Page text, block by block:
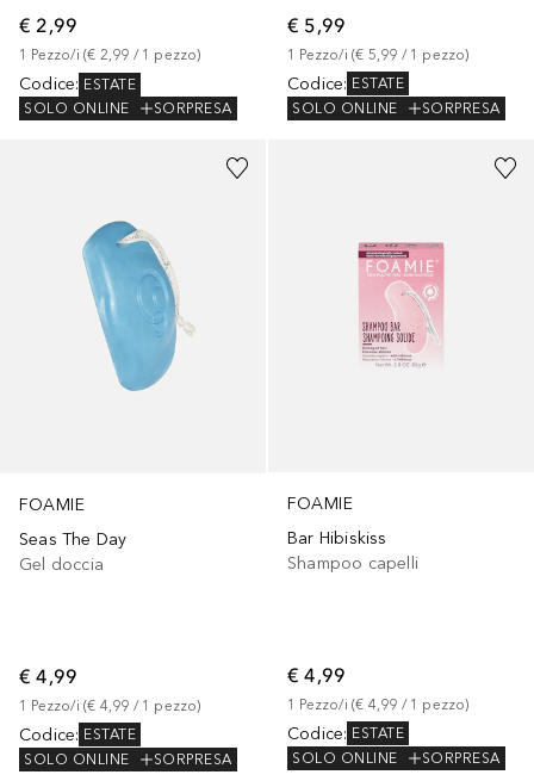
€ 2,99
1 Pezzo/i (€ 2,99 / 1 pezzo)
Codice: ESTATE
SOLO ONLINE
SORPRESA
€ 5,99
1 Pezzo/i (€ 5,99 / 1 pezzo)
Codice: ESTATE
SOLO ONLINE
SORPRESA
FOAMIE
Seas The Day
Gel doccia
€ 4,99
1 Pezzo/i (€ 4,99 / 1 pezzo)
Codice: ESTATE
SOLO ONLINE
SORPRESA
FOAMIE
Bar Hibiskiss
Shampoo capelli
€ 4,99
1 Pezzo/i (€ 4,99 / 1 pezzo)
Codice: ESTATE
SOLO ONLINE
SORPRESA